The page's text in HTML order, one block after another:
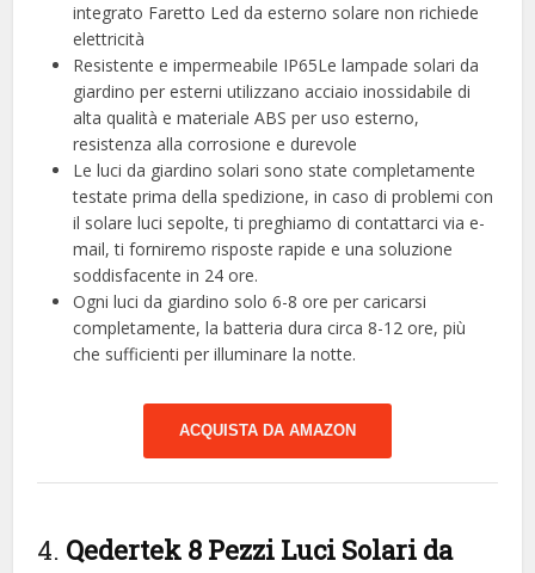
integrato Faretto Led da esterno solare non richiede
elettricità
Resistente e impermeabile IP65Le lampade solari da
giardino per esterni utilizzano acciaio inossidabile di
alta qualità e materiale ABS per uso esterno,
resistenza alla corrosione e durevole
Le luci da giardino solari sono state completamente
testate prima della spedizione, in caso di problemi con
il solare luci sepolte, ti preghiamo di contattarci via e-
mail, ti forniremo risposte rapide e una soluzione
soddisfacente in 24 ore.
Ogni luci da giardino solo 6-8 ore per caricarsi
completamente, la batteria dura circa 8-12 ore, più
che sufficienti per illuminare la notte.
ACQUISTA DA AMAZON
4. Qedertek 8 Pezzi Luci Solari da